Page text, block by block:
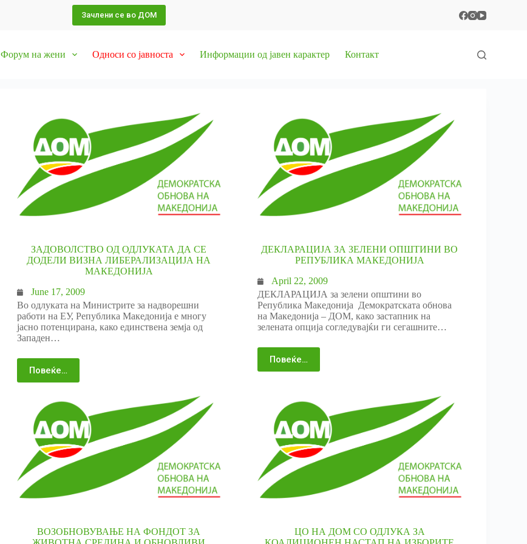
Зачлени се во ДОМ
Форум на жени Односи со јавноста Информации од јавен карактер Контакт
ЗАДОВОЛСТВО ОД ОДЛУКАТА ДА СЕ
ДОДЕЛИ ВИЗНА ЛИБЕРАЛИЗАЦИЈА НА
МАКЕДОНИЈА
June 17, 2009
Во одлуката на Министрите за надворешни
работи на ЕУ, Република Македонија е многу
јасно потенцирана, како единствена земја од
Западен…
Повеќе…
ДЕКЛАРАЦИЈА ЗА ЗЕЛЕНИ ОПШТИНИ ВО
РЕПУБЛИКА МАКЕДОНИЈА
April 22, 2009
ДЕКЛАРАЦИЈА за зелени општини во
Република Македонија Демократската обнова
на Македонија – ДОМ, како застапник на
зелената опција согледувајќи ги сегашните…
Повеќе…
ВОЗОБНОВУВАЊЕ НА ФОНДОТ ЗА
ЦО НА ДОМ СО ОДЛУКА ЗА